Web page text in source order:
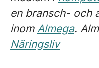
en bransch- och
inom Almega.
Näringsliv